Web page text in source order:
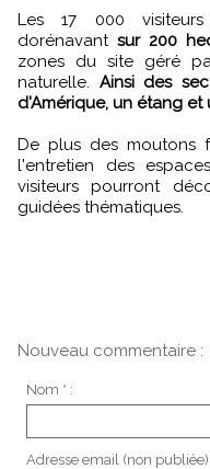
Les 17 000
dorénavant sur 200
zones du site géré
naturelle. Ainsi des
d'Amérique, un étang
De plus des moutons
l'entretien des
visiteurs pourront
guidées thématiques.
Nouveau commentaire :
Nom * :
Adresse email (non publiée)